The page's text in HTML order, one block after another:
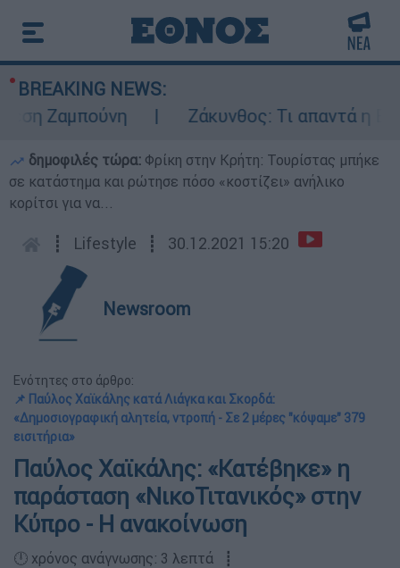
BREAKING NEWS:
Ζαμπούνη
Ζάκυνθος: Τι απαντά η ΕΛΑΣ
δημοφιλές τώρα: Φρίκη στην Κρήτη: Τουρίστας μπήκε
σε κατάστημα και ρώτησε πόσο «κοστίζει» ανήλικο
κορίτσι για να...
┋ Lifestyle ┋ 30.12.2021 15:20
Newsroom
Ενότητες στο άρθρο:
📌 Παύλος Χαϊκάλης κατά Λιάγκα και Σκορδά:
«Δημοσιογραφική αλητεία, ντροπή - Σε 2 μέρες "κόψαμε" 379
εισιτήρια»
Παύλος Χαϊκάλης: «Κατέβηκε» η
παράσταση «ΝικοΤιτανικός» στην
Κύπρο - Η ανακοίνωση
🕛 χρόνος ανάγνωσης: 3 λεπτά ┋